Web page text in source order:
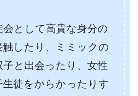
会として高貴な身分の
触したり、ミミックの
子と出会ったり、女性
生徒をからかったりす